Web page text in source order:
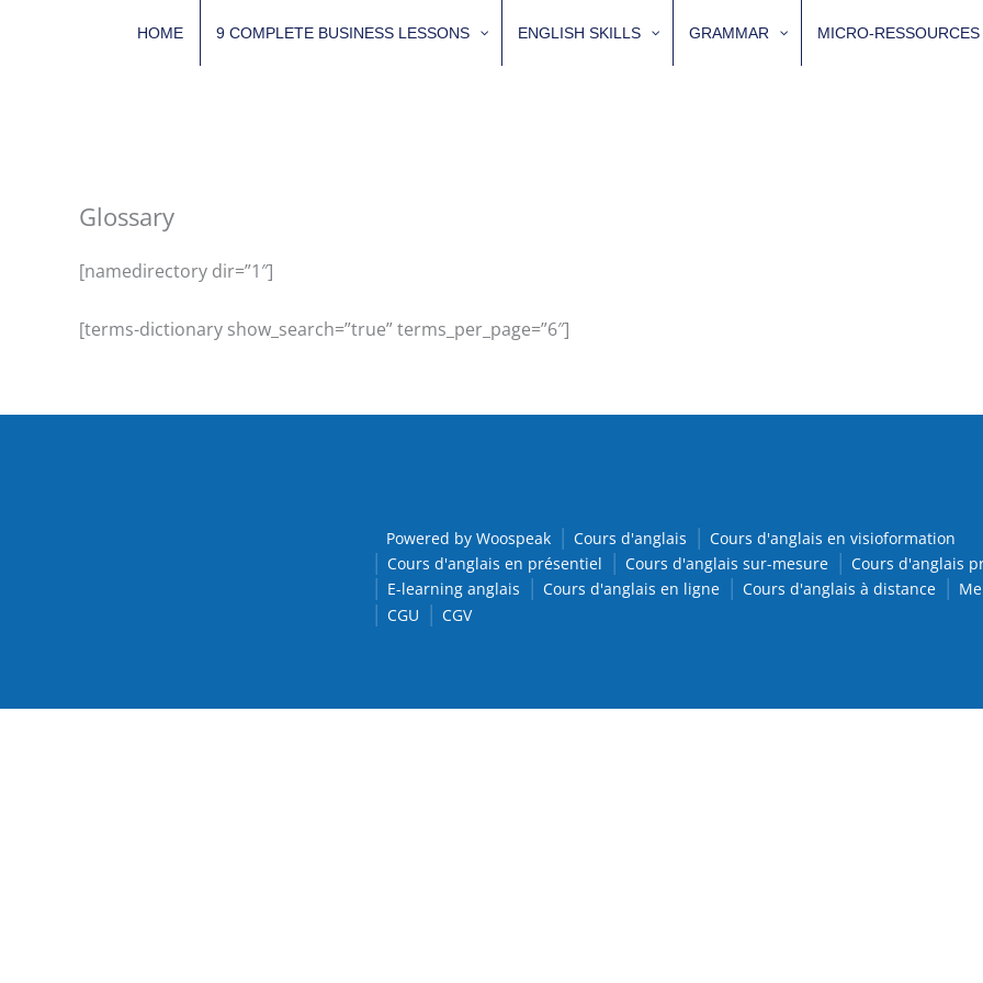
HOME 9 COMPLETE BUSINESS LESSONS ENGLISH SKILLS GRAMMAR MICRO-RESSOURCES
Glossary
[namedirectory dir=”1″]
[terms-dictionary show_search=”true” terms_per_page=”6″]
Powered by Woospeak Cours d'anglais
Cours d'anglais en visioformation
Cours d'anglais en présentiel
Cours d'anglais sur-mesure
Cours d'anglais
E-learning anglais
Cours d'anglais en ligne Cours d'anglais à distance
CGU
CGV